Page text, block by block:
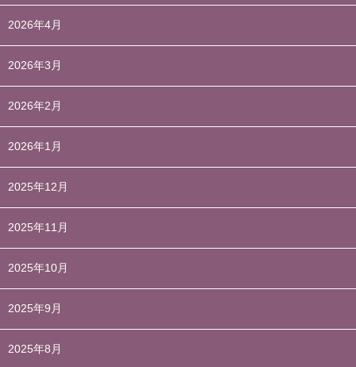
2026年4月
2026年3月
2026年2月
2026年1月
2025年12月
2025年11月
2025年10月
2025年9月
2025年8月